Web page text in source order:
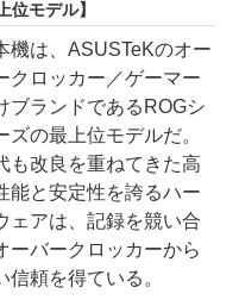
位モデル】
は、ASUSTeKのオー
クロッカー／ゲーマー
ブランドであるROGシ
ズの最上位モデルだ。
も改良を重ねてきた高
能と安定性を誇るハー
ェアは、記録を競い合
ーバークロッカーから
信頼を得ている。